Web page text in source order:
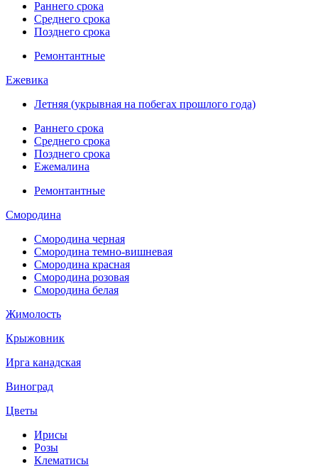
Раннего срока
Среднего срока
Позднего срока
Ремонтантные
Ежевика
Летняя (укрывная на побегах прошлого года)
Раннего срока
Среднего срока
Позднего срока
Ежемалина
Ремонтантные
Смородина
Смородина черная
Смородина темно-вишневая
Смородина красная
Смородина розовая
Смородина белая
Жимолость
Крыжовник
Ирга канадская
Виноград
Цветы
Ирисы
Розы
Клематисы